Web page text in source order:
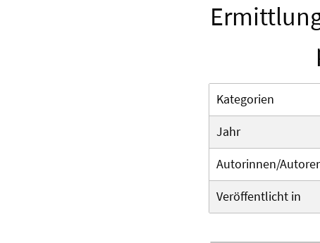
Kategorien
Jahr
Autorinnen/
Veröffentlicht in